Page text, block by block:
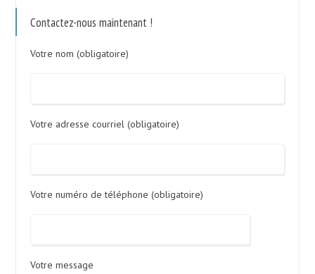
Contactez-nous maintenant !
Votre nom (obligatoire)
Votre adresse courriel (obligatoire)
Votre numéro de téléphone (obligatoire)
Votre message